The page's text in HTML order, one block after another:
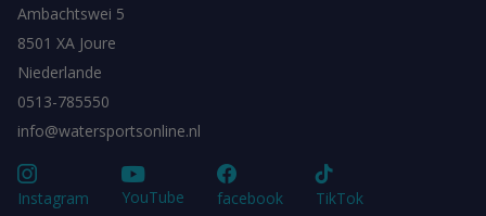
Ambachtswei 5
8501 XA Joure
Niederlande
0513-785550
info@watersportsonline.nl
Instagram YouTube facebook TikTok